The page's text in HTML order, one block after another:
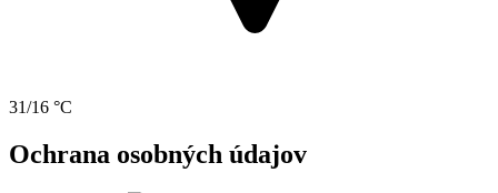
31/16 °C
Ochrana osobných údajov